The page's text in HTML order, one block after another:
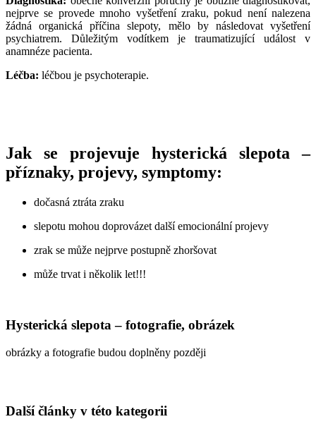
nejprve se provede mnoho vyšetření zraku, pokud není nalezena
žádná organická příčina slepoty, mělo by následovat vyšetření
psychiatrem. Důležitým vodítkem je traumatizující událost v
anamnéze pacienta.
Léčba: léčbou je psychoterapie.
Jak se projevuje hysterická slepota –
příznaky, projevy, symptomy:
dočasná ztráta zraku
slepotu mohou doprovázet další emocionální projevy
zrak se může nejprve postupně zhoršovat
může trvat i několik let!!!
Hysterická slepota – fotografie, obrázek
obrázky a fotografie budou doplněny později
Další články v této kategorii